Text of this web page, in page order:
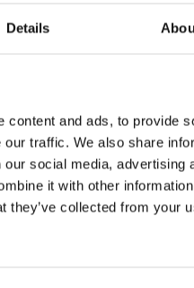
Details
content and ads, to provide
traffic. We also share
social media, advertising
it with other
they’ve collected from your